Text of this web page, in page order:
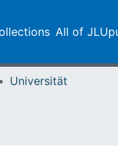
All of
Universität